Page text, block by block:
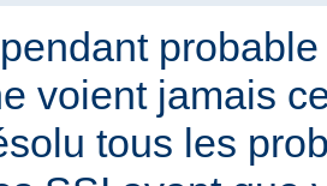
voient jamais
tous les